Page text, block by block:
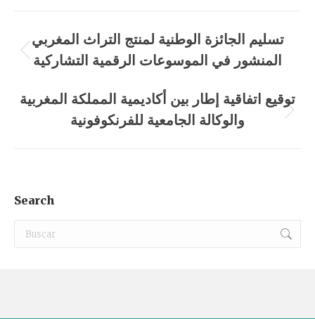
Navegación
entre
álbumes
Álbum
تسليم الجائزة الوطنية لمنتج التراث المغربي
المنشور في الموسوعات الرقمية التشاركية
Álbum
توقيع اتفاقية إطار بين أكاديمية المملكة المغربية
والوكالة الجامعية للفرنكوفونية
Search
Buscar: